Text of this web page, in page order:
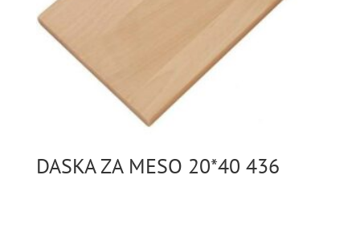
DASKA ZA MESO 20*40 436